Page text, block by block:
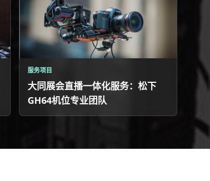
服务项目
大同展会直播一体化服务：松下
GH64机位专业团队